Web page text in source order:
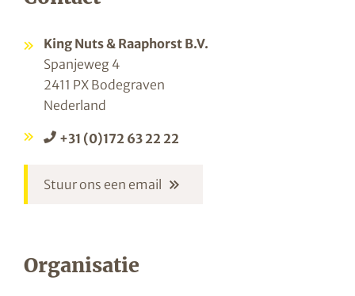
King Nuts & Raaphorst B.V.
Spanjeweg 4
2411 PX Bodegraven
Nederland
+31 (0)172 63 22 22
Stuur ons een email
Organisatie